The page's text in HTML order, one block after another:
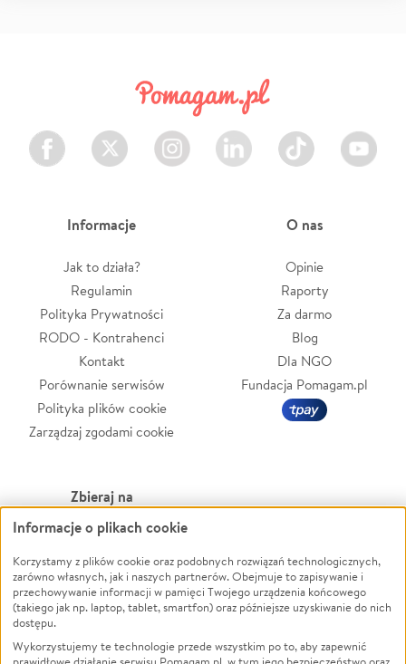
Facebook Twitter Instagram LinkedIn TikTok Youtube
Informacje
Jak to działa?
Regulamin
Polityka Prywatności
RODO - Kontrahenci
Kontakt
Porównanie serwisów
Polityka plików cookie
Zarządzaj zgodami cookie
O nas
Opinie
Raporty
Za darmo
Blog
Dla NGO
Fundacja Pomagam.pl
Zbieraj na
Leczenie
Zwierzęta
Pożar
Ukraina
Pomoc Finansowa
Powódź
Wichura
NGO
Edukacja
Informacje o plikach cookie
Korzystamy z plików cookie oraz podobnych rozwiązań technologicznych,
zarówno własnych, jak i naszych partnerów. Obejmuje to zapisywanie i
przechowywanie informacji w pamięci Twojego urządzenia końcowego
(takiego jak np. laptop, tablet, smartfon) oraz późniejsze uzyskiwanie do nich
dostępu.
Wykorzystujemy te technologie przede wszystkim po to, aby zapewnić